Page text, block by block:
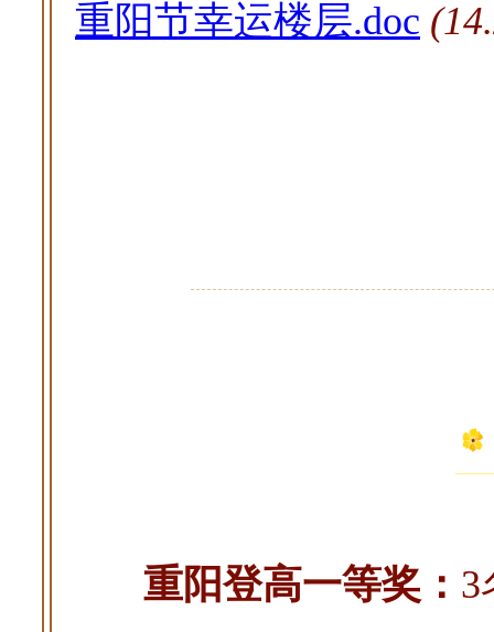
重阳节幸运楼层.doc
重阳登高一等奖： 3